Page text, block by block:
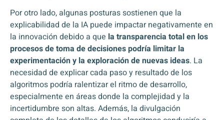
Por otro lado, algunas posturas sostienen que la
explicabilidad de la IA puede impactar negativamente en
la innovación debido a que la transparencia total en los
procesos de toma de decisiones podría limitar la
experimentación y la exploración de nuevas ideas. La
necesidad de explicar cada paso y resultado de los
algoritmos podría ralentizar el ritmo de desarrollo,
especialmente en áreas donde la complejidad y la
incertidumbre son altas. Además, la divulgación